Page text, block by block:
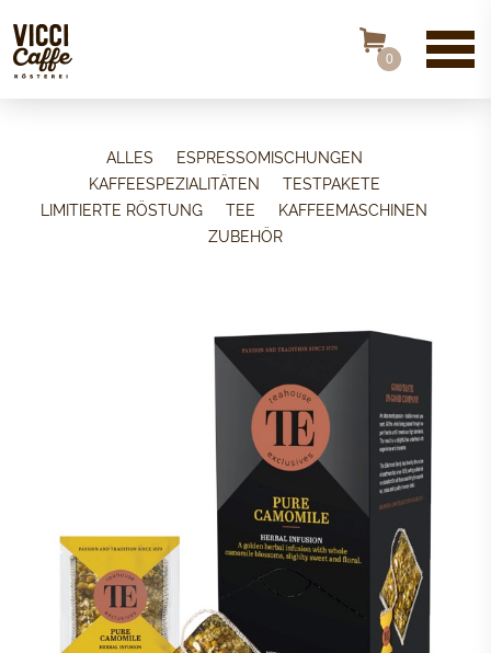
0
ALLES
ESPRESSOMISCHUNGEN
KAFFEESPEZIALITÄTEN
TESTPAKETE
LIMITIERTE RÖSTUNG
TEE
KAFFEEMASCHINEN
ZUBEHÖR